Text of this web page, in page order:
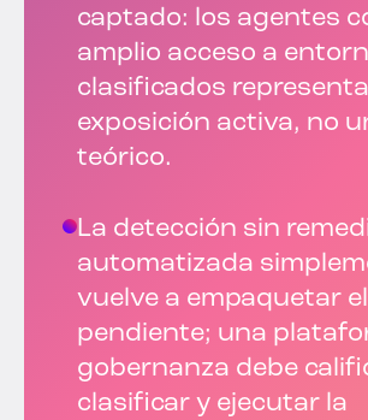
captado: los agentes
amplio acceso a
clasificados
exposición activa, no
teórico.
La detección sin
automatizada
vuelve a empaquetar
pendiente; una
gobernanza debe
clasificar y ejecutar la